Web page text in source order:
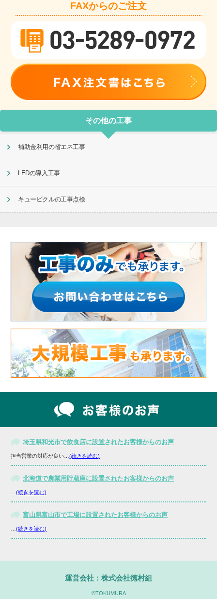
FAXからのご注文
その他の工事
補助金利用の省エネ工事
LEDの導入工事
キュービクルの工事点検
埼玉県和光市で飲食店に設置されたお客様からのお声
担当営業の対応が良い…(続きを読む)
北海道で農業用貯蔵庫に設置されたお客様からのお声
…(続きを読む)
富山県富山市で工場に設置されたお客様からのお声
…(続きを読む)
運営会社：株式会社徳村組
©TOKUMURA